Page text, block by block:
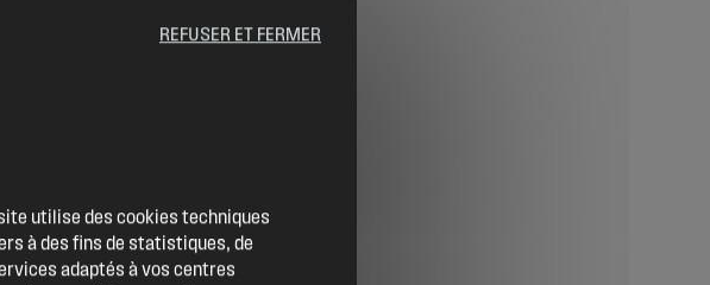
Location de salles
Trouver un artisan
utilise des cookies techniques
à des fins de statistiques, de
adaptés à vos centres
REFUSER ET FERMER